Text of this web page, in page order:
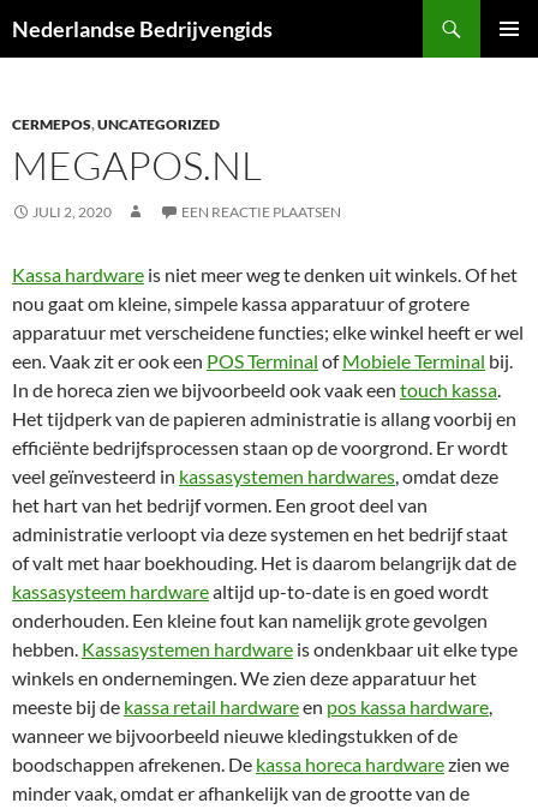
naar
Nederlandse Bedrijvengids
CERMEPOS,UNCATEGORIZED
MEGAPOS.NL
JULI 2, 2020 EEN REACTIE PLAATSEN
Kassa hardware is niet meer weg te denken uit winkels. Of het
nou gaat om kleine, simpele kassa apparatuur of grotere
apparatuur met verscheidene functies; elke winkel heeft er wel
een. Vaak zit er ook een POS Terminal ofMobiele Terminal bij.
In de horeca zien we bijvoorbeeld ook vaak een touch kassa.
Het tijdperk van de papieren administratie is allang voorbij en
efficiënte bedrijfsprocessen staan op de voorgrond. Er wordt
veel geïnvesteerd in kassasystemen hardwares, omdat deze
het hart van het bedrijf vormen. Een groot deel van
administratie verloopt via deze systemen en het bedrijf staat
of valt met haar boekhouding. Het is daarom belangrijk dat de
kassasysteem hardwarealtijd up-to-date is en goed wordt
onderhouden. Een kleine fout kan namelijk grote gevolgen
hebben. Kassasystemen hardware is ondenkbaar uit elke type
winkels en ondernemingen. We zien deze apparatuur het
meeste bij de kassa retail hardwareen pos kassa hardware,
wanneer we bijvoorbeeld nieuwe kledingstukken of de
boodschappen afrekenen. De kassa horeca hardwarezien we
minder vaak, omdat er afhankelijk van de grootte van de